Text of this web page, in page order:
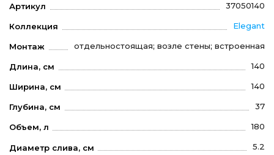
Артикул 37050140
Коллекция Elegant
Монтаж отдельностоящая; возле стены; встроенная
Длина, см 140
Ширина, см 140
Глубина, см 37
Объем, л 180
Диаметр слива, см 5.2